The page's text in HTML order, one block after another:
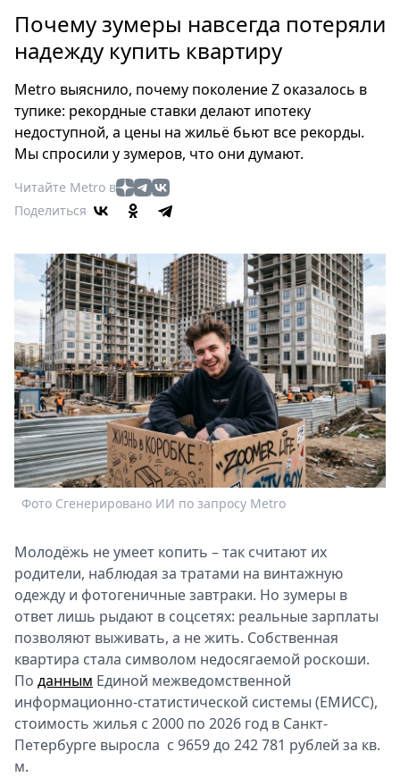
Россия
Мир
Еда
Туризм
Мода
Театр
Кино
Афиша
Книги
Выставки
Пресс-
релизы
О
Metro
Стримы
Спецпроекты
Звезды
Выборы
2026
Скачай
Почему зумеры навсегда потеряли
надежду купить квартиру
Metro выяснило, почему поколение Z оказалось в
тупике: рекордные ставки делают ипотеку
недоступной, а цены на жильё бьют все рекорды.
Мы спросили у зумеров, что они думают.
Читайте Metro в
Поделиться
Фото Сгенерировано ИИ по запросу Metro
Молодёжь не умеет копить – так считают их
родители, наблюдая за тратами на винтажную
одежду и фотогеничные завтраки. Но зумеры в
ответ лишь рыдают в соцсетях: реальные зарплаты
позволяют выживать, а не жить. Собственная
квартира стала символом недосягаемой роскоши.
По данным Единой межведомственной
информационно-статистической системы (ЕМИСС),
стоимость жилья с 2000 по 2026 год в Санкт-
Петербурге выросла с 9659 до 242 781 рублей за кв.
м.